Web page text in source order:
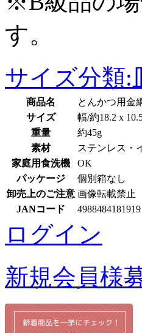
す。
サイズ分類:
商品名
とんかつ用金
サイズ
幅/約18.2 x
重量
約45g
素材
ステンレス・
家庭用食洗機
OK
パッケージ
個別箱なし
卸売上のご注意 画像転載禁止
JANコード
4988484181919
ログイン
新規会員様